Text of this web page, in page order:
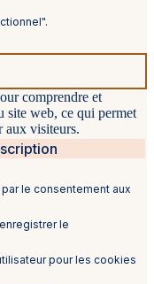
comprendre et
site web, ce qui permet
aux visiteurs.
le consentement aux
le
pour les cookies